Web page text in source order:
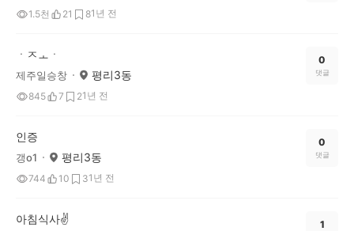
1.5천 21 81년 전
ㆍㅈㅗㆍ
제주일승창 평리3동
845 7 21년 전
0
댓글
인증
갱o1 평리3동
744 10 31년 전
0
댓글
아침식사✌️ 1